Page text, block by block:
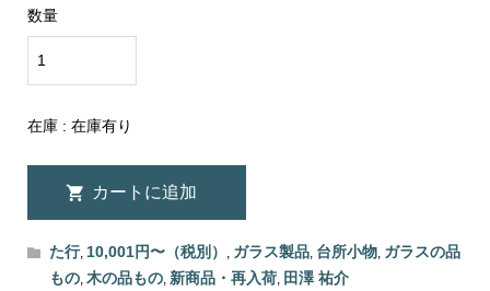
数量
在庫 : 在庫有り
た行, 10,001円〜（税別） ガラス製品, 台所小物, ガラスの品
もの, 木の品もの, 新商品・再入荷, 田澤 祐介